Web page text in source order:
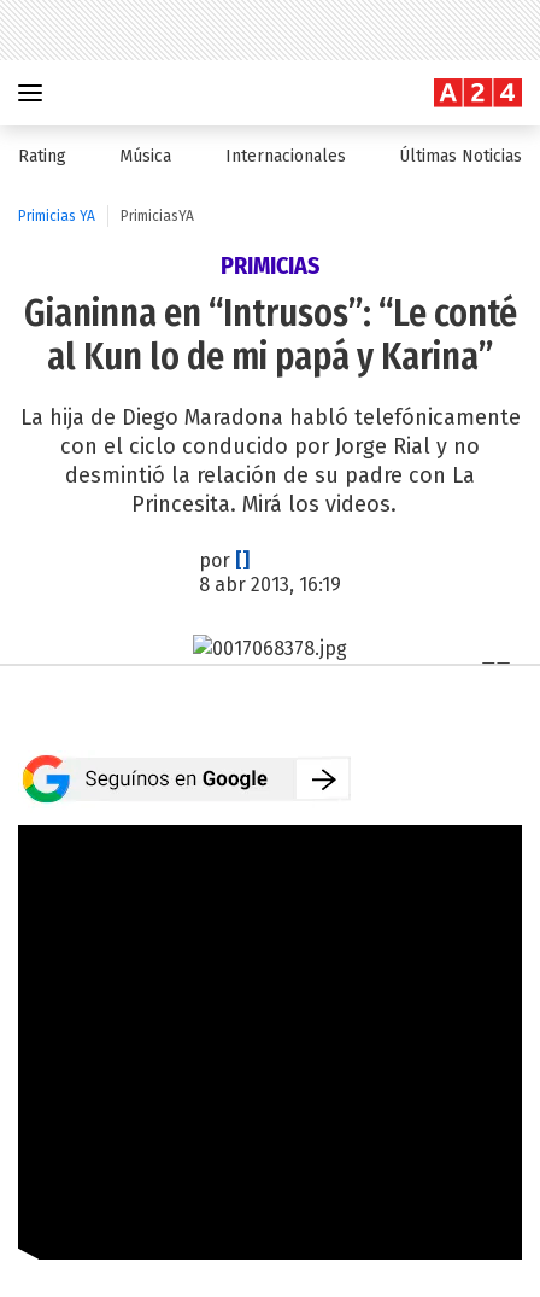
Rating Música Internacionales Últimas Noticias
Primicias YA PrimiciasYA
PRIMICIAS
Gianinna en “Intrusos”: “Le conté
al Kun lo de mi papá y Karina”
La hija de Diego Maradona habló telefónicamente
con el ciclo conducido por Jorge Rial y no
desmintió la relación de su padre con La
Princesita. Mirá los videos.
por []
8 abr 2013, 16:19